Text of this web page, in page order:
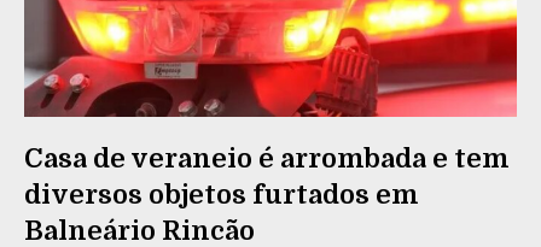
Casa de veraneio é arrombada e tem
diversos objetos furtados em
Balneário Rincão